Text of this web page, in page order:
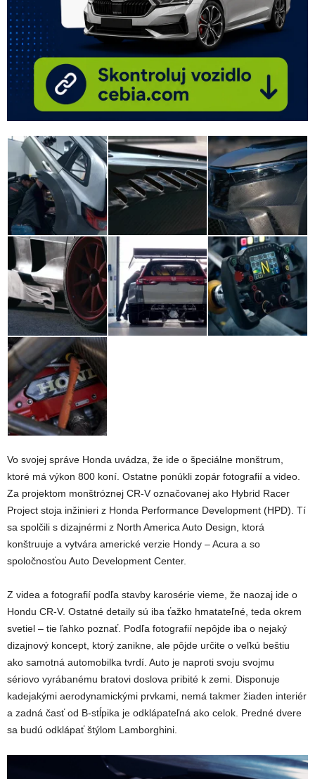
Vo svojej správe Honda uvádza, že ide o špeciálne monštrum,
ktoré má výkon 800 koní. Ostatne ponúkli zopár fotografií a video.
Za projektom monštróznej CR-V označovanej ako Hybrid Racer
Project stoja inžinieri z Honda Performance Development (HPD). Tí
sa spolčili s dizajnérmi z North America Auto Design, ktorá
konštruuje a vytvára americké verzie Hondy – Acura a so
spoločnosťou Auto Development Center.
Z videa a fotografií podľa stavby karosérie vieme, že naozaj ide o
Hondu CR-V. Ostatné detaily sú iba ťažko hmatateľné, teda okrem
svetiel – tie ľahko poznať. Podľa fotografií nepôjde iba o nejaký
dizajnový koncept, ktorý zanikne, ale pôjde určite o veľkú beštiu
ako samotná automobilka tvrdí. Auto je naproti svoju svojmu
sériovo vyrábanému bratovi doslova pribité k zemi. Disponuje
kadejakými aerodynamickými prvkami, nemá takmer žiaden interiér
a zadná časť od B-stĺpika je odklápateľná ako celok. Predné dvere
sa budú odklápať štýlom Lamborghini.